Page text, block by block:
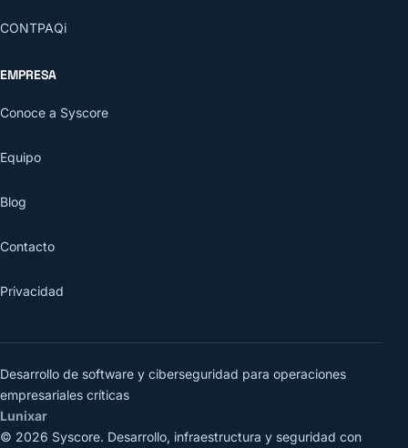
CONTPAQi
EMPRESA
Conoce a Syscore
Equipo
Blog
Contacto
Privacidad
Desarrollo de software y ciberseguridad para operaciones
empresariales críticas
Lunixar
© 2026 Syscore. Desarrollo, infraestructura y seguridad con